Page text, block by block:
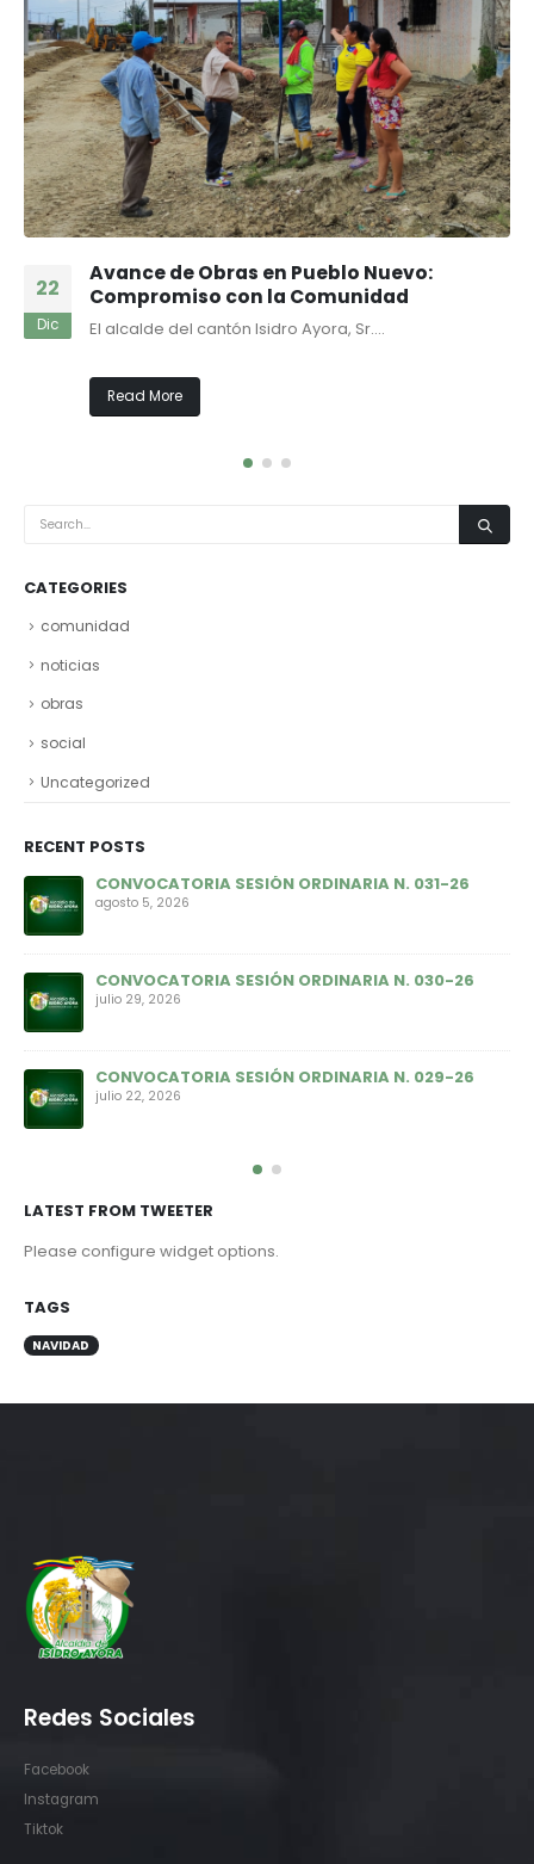
22
Dic
Avance de Obras en Pueblo Nuevo:
Compromiso con la Comunidad
El alcalde del cantón Isidro Ayora, Sr....
Read More
CATEGORIES
comunidad
noticias
obras
social
Uncategorized
RECENT POSTS
CONVOCATORIA SESIÓN ORDINARIA N. 031-26
agosto 5, 2026
CONVOCATORIA SESIÓN ORDINARIA N. 030-26
julio 29, 2026
CONVOCATORIA SESIÓN ORDINARIA N. 029-26
julio 22, 2026
LATEST FROM TWEETER
Please configure widget options.
TAGS
NAVIDAD
Redes Sociales
Facebook
Instagram
Tiktok